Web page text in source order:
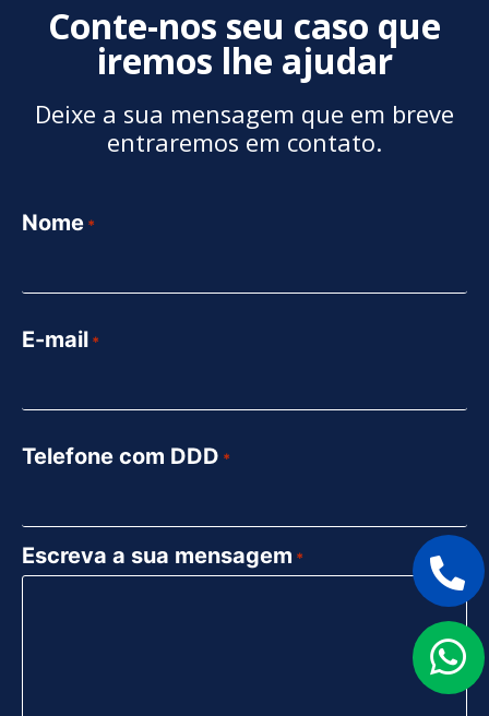
Conte-nos seu caso que
iremos lhe ajudar
Deixe a sua mensagem que em breve
entraremos em contato.
Nome *
E-mail *
Telefone com DDD *
Escreva a sua mensagem *